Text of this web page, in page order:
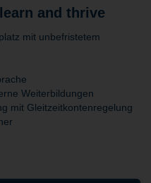
and thrive
mit unbefristetem
Weiterbildungen
mit Gleitzeitkontenregelung